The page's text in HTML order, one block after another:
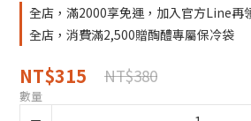
全店，滿2000享免運，加入官方Line再
全店，消費滿2,500贈醄醴專屬保冷袋
NT$315 NT$380
數量